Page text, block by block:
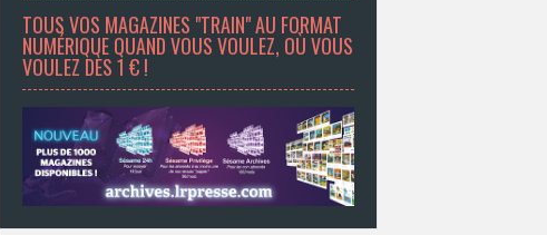
TOUS VOS MAGAZINES "TRAIN" AU FORMAT
NUMÉRIQUE QUAND VOUS VOULEZ, OÙ VOUS
VOULEZ DÈS 1 € !